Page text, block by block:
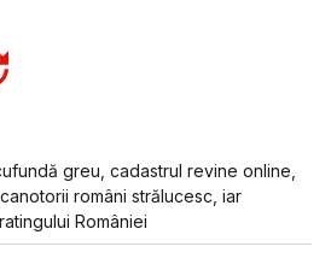
greu, cadastrul revine online,
români strălucesc, iar
României